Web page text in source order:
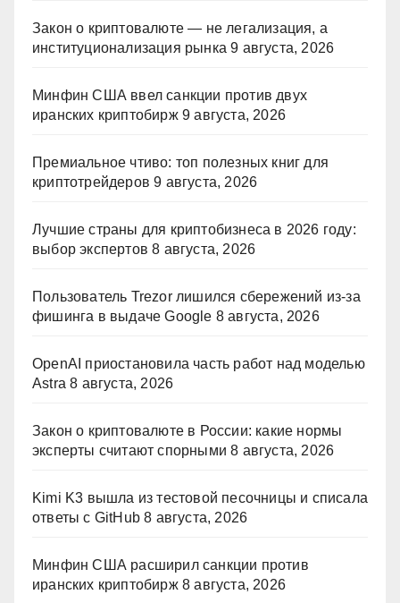
Закон о криптовалюте — не легализация, а
институционализация рынка 9 августа, 2026
Минфин США ввел санкции против двух
иранских криптобирж 9 августа, 2026
Премиальное чтиво: топ полезных книг для
криптотрейдеров 9 августа, 2026
Лучшие страны для криптобизнеса в 2026 году:
выбор экспертов 8 августа, 2026
Пользователь Trezor лишился сбережений из-за
фишинга в выдаче Google 8 августа, 2026
OpenAI приостановила часть работ над моделью
Astra 8 августа, 2026
Закон о криптовалюте в России: какие нормы
эксперты считают спорными 8 августа, 2026
Kimi K3 вышла из тестовой песочницы и списала
ответы с GitHub 8 августа, 2026
Минфин США расширил санкции против
иранских криптобирж 8 августа, 2026